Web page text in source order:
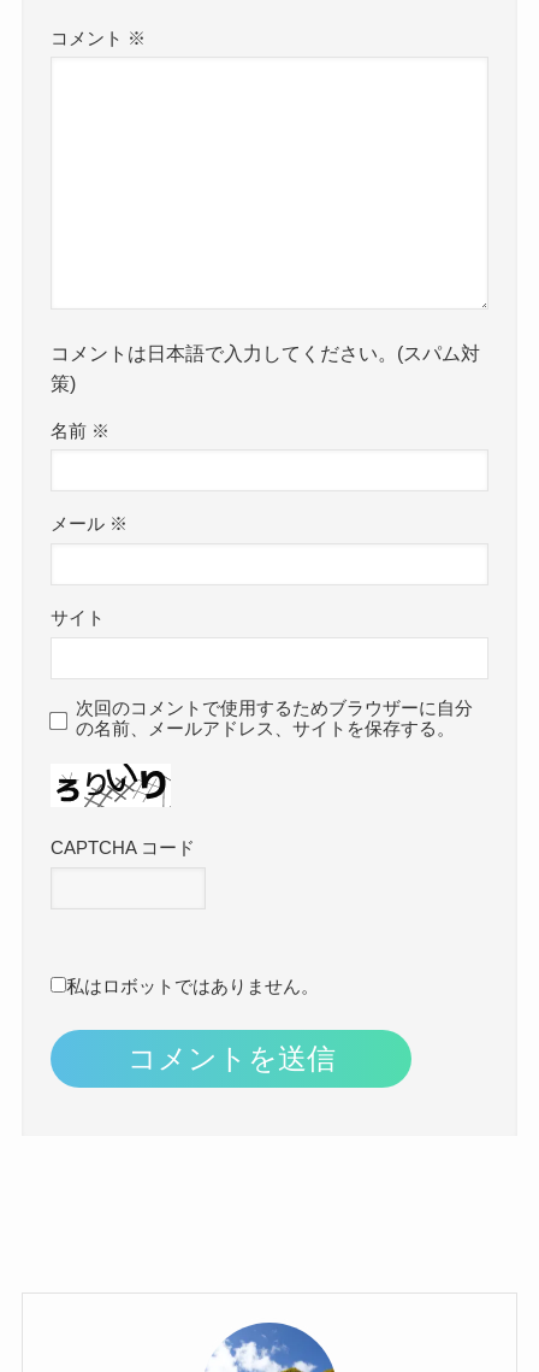
コメント ※
コメントは日本語で入力してください。(スパム対
策)
名前 ※
メール ※
サイト
次回のコメントで使用するためブラウザーに自分
の名前、メールアドレス、サイトを保存する。
CAPTCHA コード
私はロボットではありません。